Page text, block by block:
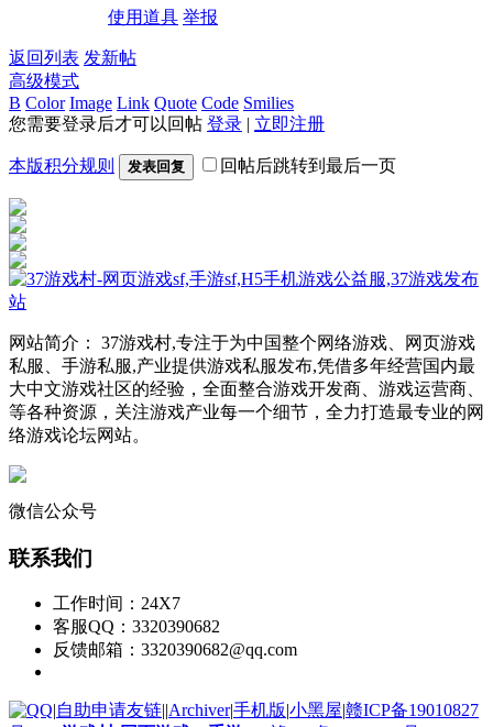
使用道具 举报
返回列表 发新帖
高级模式
B Color Image Link Quote Code Smilies
您需要登录后才可以回帖 登录 | 立即注册
本版积分规则 发表回复 回帖后跳转到最后一页
网站简介： 37游戏村,专注于为中国整个网络游戏、网页游戏
私服、手游私服,产业提供游戏私服发布,凭借多年经营国内最
大中文游戏社区的经验，全面整合游戏开发商、游戏运营商、
等各种资源，关注游戏产业每一个细节，全力打造最专业的网
络游戏论坛网站。
微信公众号
联系我们
工作时间：24X7
客服QQ：3320390682
反馈邮箱：3320390682@qq.com
|自助申请友链||Archiver|手机版|小黑屋|赣ICP备19010827